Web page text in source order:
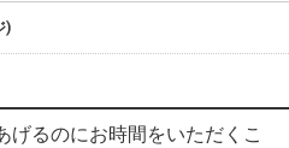
%D0%A1.
)
げるのにお時間をいただくこ